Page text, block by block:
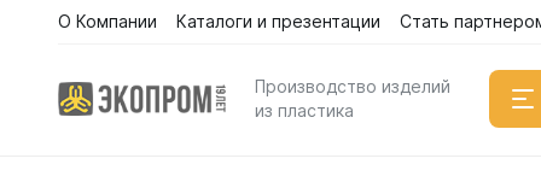
О Компании Каталоги и презентации Стать
Производство изделий
из пластика